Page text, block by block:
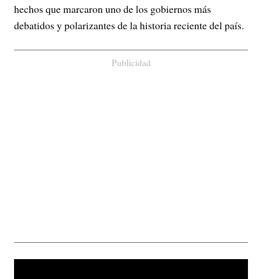
hechos que marcaron uno de los gobiernos más
debatidos y polarizantes de la historia reciente del país.
Publicidad